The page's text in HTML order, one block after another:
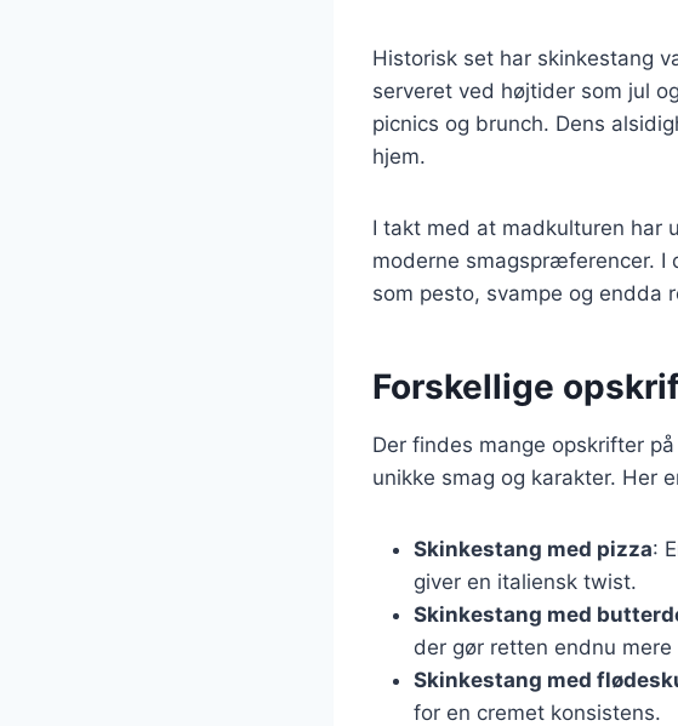
Historisk set har skinkestang
serveret ved højtider som jul
picnics og brunch. Dens
hjem.
I takt med at madkulturen har
moderne smagspræferencer. I
som pesto, svampe og endda
Forskellige
Der findes mange opskrifter
unikke smag og karakter. Her
Skinkestang med pizza:
giver en italiensk twist.
Skinkestang med
der gør retten endnu
Skinkestang med
for en cremet konsistens.